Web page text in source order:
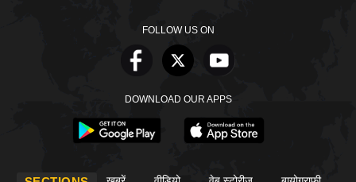
FOLLOW US ON
DOWNLOAD OUR APPS